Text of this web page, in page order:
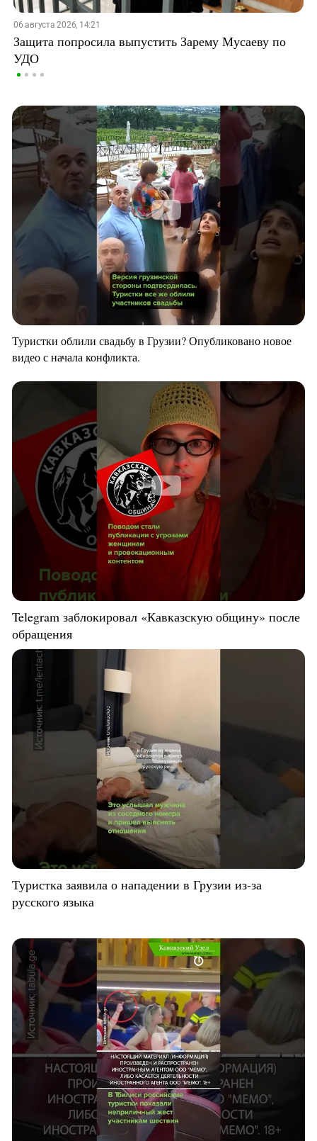
06 августа 2026, 14:21
Защита попросила выпустить Зарему Мусаеву по
УДО
Туристки облили свадьбу в Грузии? Опубликовано новое
видео с начала конфликта.
Telegram заблокировал «Кавказскую общину» после
обращения
Туристка заявила о нападении в Грузии из-за
русского языка